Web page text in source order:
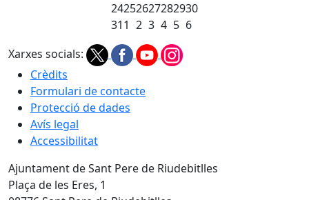
24252627282930
311 2 3 4 5 6
Xarxes socials:
Crèdits
Formulari de contacte
Protecció de dades
Avís legal
Accessibilitat
Ajuntament de Sant Pere de Riudebitlles
Plaça de les Eres, 1